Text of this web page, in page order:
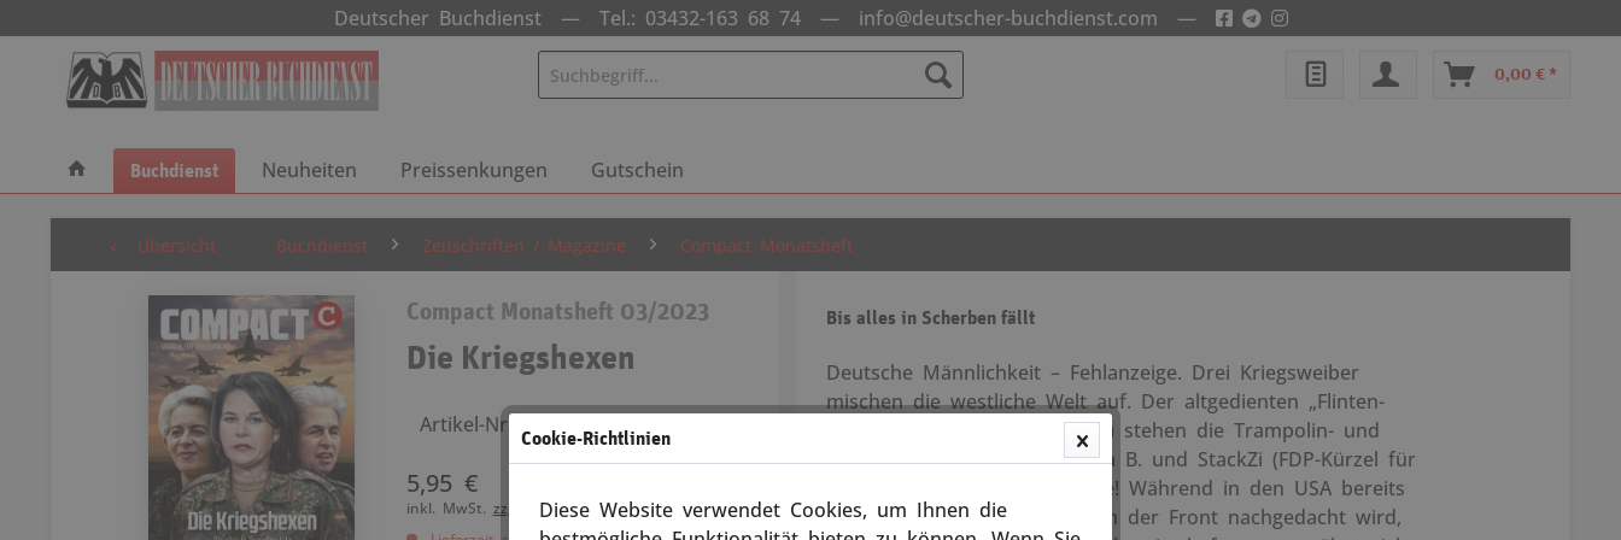
Deutscher Buchdienst — Tel.: 03432-163 68 74— info@deutscher-buchdienst.com —
0,00 € *
Buchdienst Neuheiten Preissenkungen Gutschein
Übersicht Buchdienst Zeitschriften / Magazine Compact Monatsheft
Compact Monatsheft 03/2023
Die Kriegshexen
Artikel-Nr.: 11552-03-2023
5,95 €
inkl. MwSt. zzgl. Versandkosten
Bis alles in Scherben fällt
Deutsche Männlichkeit – Fehlanzeige. Drei Kriegsweiber
mischen die westliche Welt auf. Der altgedienten „Flinten-
Uschi“ (Ursula von der Leyen) stehen die Trampolin- und
Völkerrechtsexpertin Annalena B. und StackZi (FDP-Kürzel für
Strack-Zimmermann) zur Seite! Während in den USA bereits
offen über einen Rückzug von der Front nachgedacht wird,
Cookie-Richtlinien
Diese Website verwendet Cookies, um Ihnen die